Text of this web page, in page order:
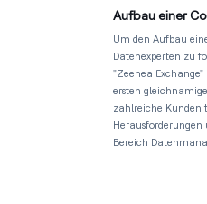
Aufbau einer
Um den Aufbau
Datenexperten zu
"Zeenea
ersten
zahlreiche Kunden
Herausforderungen
Bereich